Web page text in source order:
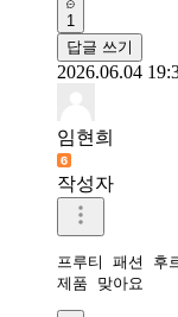
1
답글 쓰기
2026.06.04
임현희
작성자
프루티 패션 후
제품 맞아요